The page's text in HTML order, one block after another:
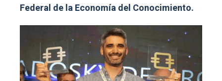
Federal de la Economía del Conocimiento.